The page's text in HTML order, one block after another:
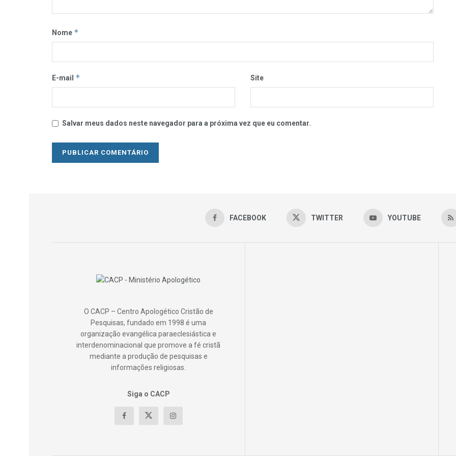
Nome *
E-mail * Site
Salvar meus dados neste navegador para a próxima vez que eu comentar.
FACEBOOK TWITTER YOUTUBE
O CACP – Centro Apologético Cristão de
Pesquisas, fundado em 1998 é uma
organização evangélica paraeclesiástica e
interdenominacional que promove a fé cristã
mediante a produção de pesquisas e
informações religiosas.
Siga o CACP